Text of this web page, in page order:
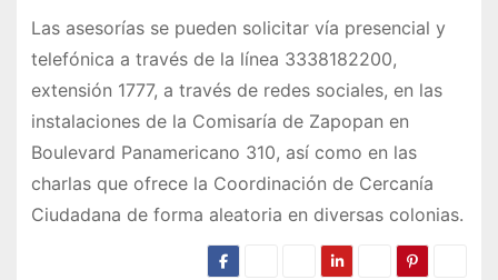
Las asesorías se pueden solicitar vía presencial y
telefónica a través de la línea 3338182200,
extensión 1777, a través de redes sociales, en las
instalaciones de la Comisaría de Zapopan en
Boulevard Panamericano 310, así como en las
charlas que ofrece la Coordinación de Cercanía
Ciudadana de forma aleatoria en diversas colonias.